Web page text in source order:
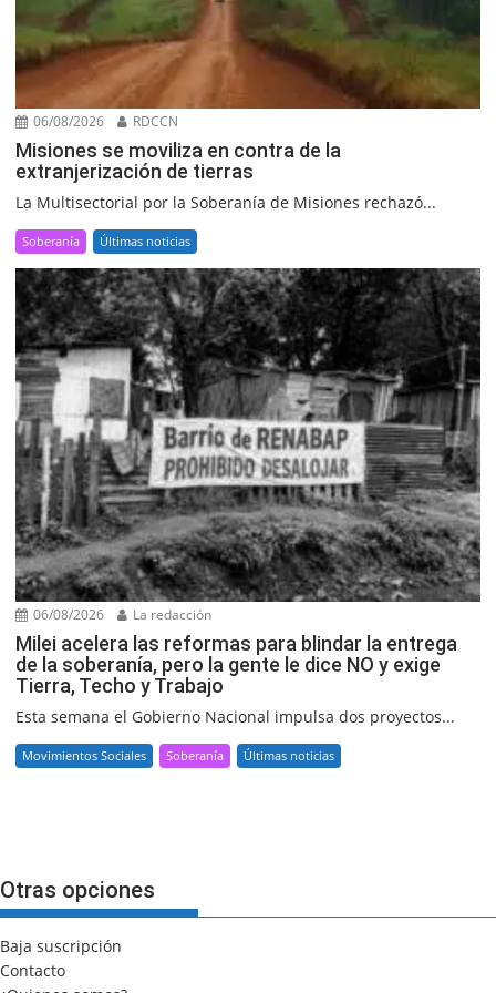
06/08/2026 RDCCN
Misiones se moviliza en contra de la
extranjerización de tierras
La Multisectorial por la Soberanía de Misiones rechazó...
Soberanía Últimas noticias
06/08/2026 La redacción
Milei acelera las reformas para blindar la entrega
de la soberanía, pero la gente le dice NO y exige
Tierra, Techo y Trabajo
Esta semana el Gobierno Nacional impulsa dos proyectos...
Movimientos Sociales Soberanía Últimas noticias
Otras opciones
Baja suscripción
Contacto